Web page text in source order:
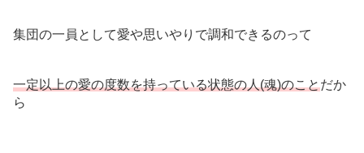
集団の一員として愛や思いやりで調和できるのって
一定以上の愛の度数を持っている状態の人(魂)のことだか
ら